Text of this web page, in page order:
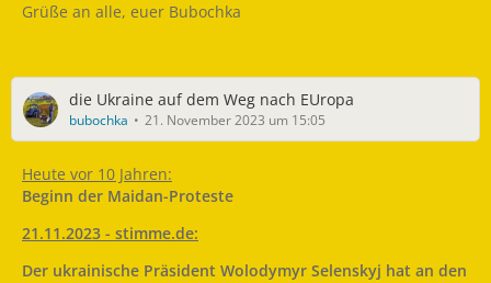
Grüße an alle, euer Bubochka
die Ukraine auf dem Weg nach EUropa
bubochka 21. November 2023 um 15:05
Heute vor 10 Jahren:
Beginn der Maidan-Proteste
21.11.2023 - stimme.de:
Der ukrainische Präsident Wolodymyr Selenskyj hat an den